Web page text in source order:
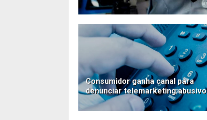
Consumidor ganha canal para
denunciar telemarketing abusivo